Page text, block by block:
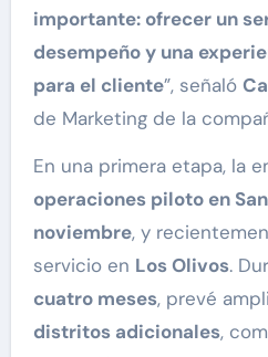
importante: ofrecer un
desempeño y una
para el cliente”, señaló
de Marketing de la
En una primera etapa, la
operaciones piloto en
noviembre, y
servicio en Los Olivos.
cuatro meses, prevé
distritos adicionales,